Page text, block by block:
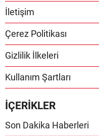
İletişim
Çerez Politikası
Gizlilik İlkeleri
Kullanım Şartları
İÇERİKLER
Son Dakika Haberleri